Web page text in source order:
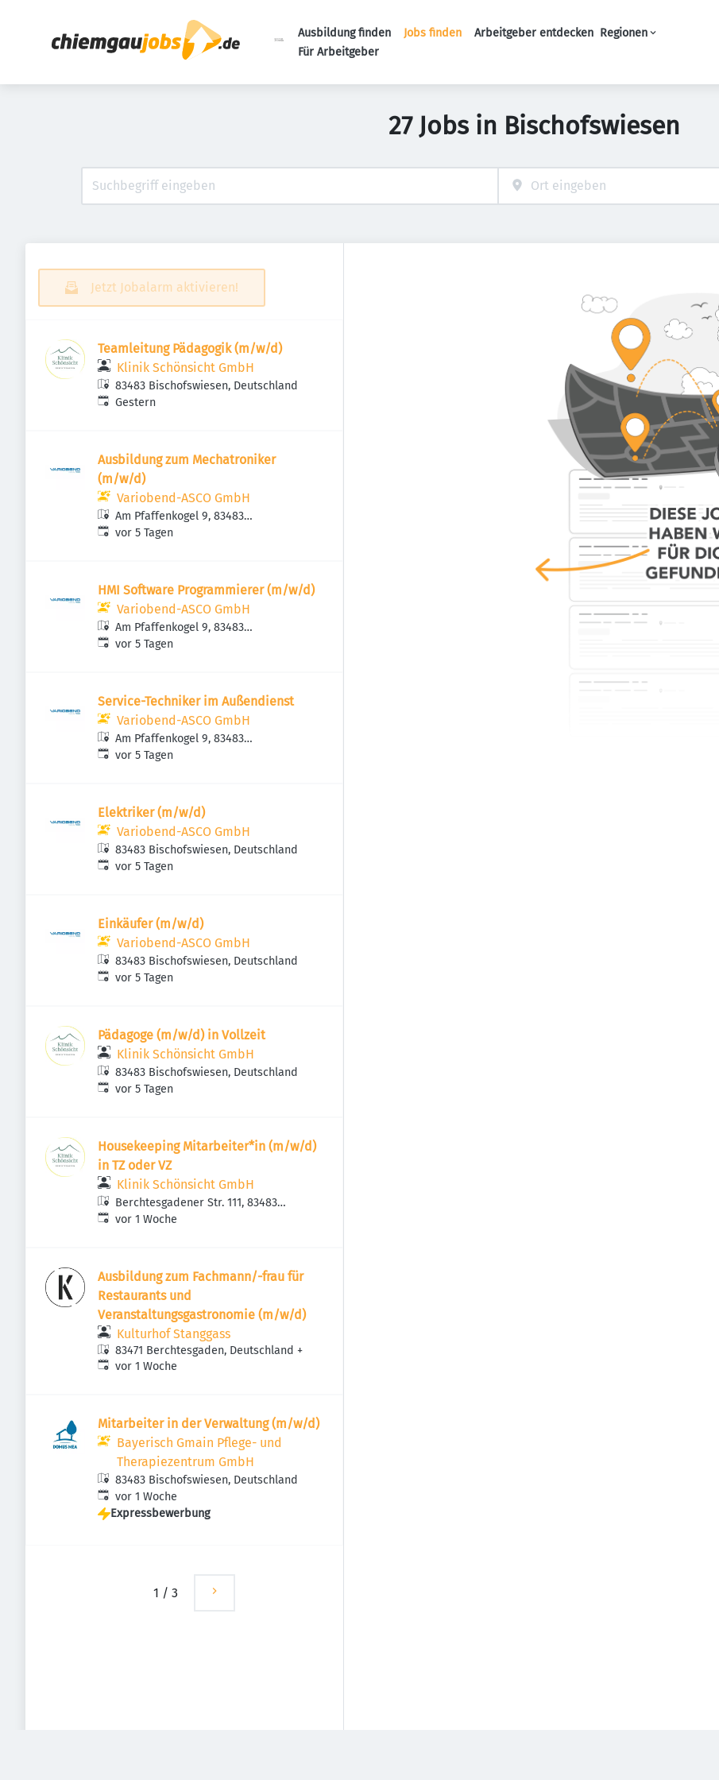
Ausbildung finden Jobs finden Arbeitgeber entdecken Regionen
Für Arbeitgeber
27 Jobs in Bischofswiesen
Jetzt Jobalarm aktivieren!
Teamleitung Pädagogik (m/w/d)
Klinik Schönsicht GmbH
83483 Bischofswiesen, Deutschland
Veröffentlicht
Gestern
Ausbildung zum Mechatroniker
(m/w/d)
Variobend-ASCO GmbH
Am Pfaffenkogel 9, 83483
Bischofswiesen, Deutschland
Veröffentlicht:
vor 5 Tagen
HMI Software Programmierer (m/w/d)
Variobend-ASCO GmbH
Am Pfaffenkogel 9, 83483
Bischofswiesen, Deutschland
Veröffentlicht:
vor 5 Tagen
Service-Techniker im Außendienst
Variobend-ASCO GmbH
Am Pfaffenkogel 9, 83483
Bischofswiesen, Deutschland
Veröffentlicht:
vor 5 Tagen
Elektriker (m/w/d)
Variobend-ASCO GmbH
83483 Bischofswiesen, Deutschland
Veröffentlicht:
vor 5 Tagen
Einkäufer (m/w/d)
Variobend-ASCO GmbH
83483 Bischofswiesen, Deutschland
Veröffentlicht:
vor 5 Tagen
Pädagoge (m/w/d) in Vollzeit
Klinik Schönsicht GmbH
83483 Bischofswiesen, Deutschland
Veröffentlicht:
vor 5 Tagen
Housekeeping Mitarbeiter*in (m/w/d)
in TZ oder VZ
Klinik Schönsicht GmbH
Berchtesgadener Str. 111, 83483
Bischofswiesen, Deutschland
Veröffentlicht:
vor 1 Woche
Ausbildung zum Fachmann/-frau für
Restaurants und
Veranstaltungsgastronomie (m/w/d)
Kulturhof Stanggass
83471 Berchtesgaden, Deutschland +
Veröffentlicht:
vor 1 Woche
Mitarbeiter in der Verwaltung (m/w/d)
Bayerisch Gmain Pflege- und
Therapiezentrum GmbH
83483 Bischofswiesen, Deutschland
Veröffentlicht:
vor 1 Woche
Expressbewerbung
1 / 3